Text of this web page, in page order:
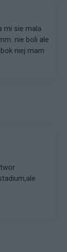
mi sie mala
nie boli ale
niej mam